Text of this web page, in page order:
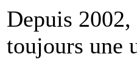
Depuis
toujours une